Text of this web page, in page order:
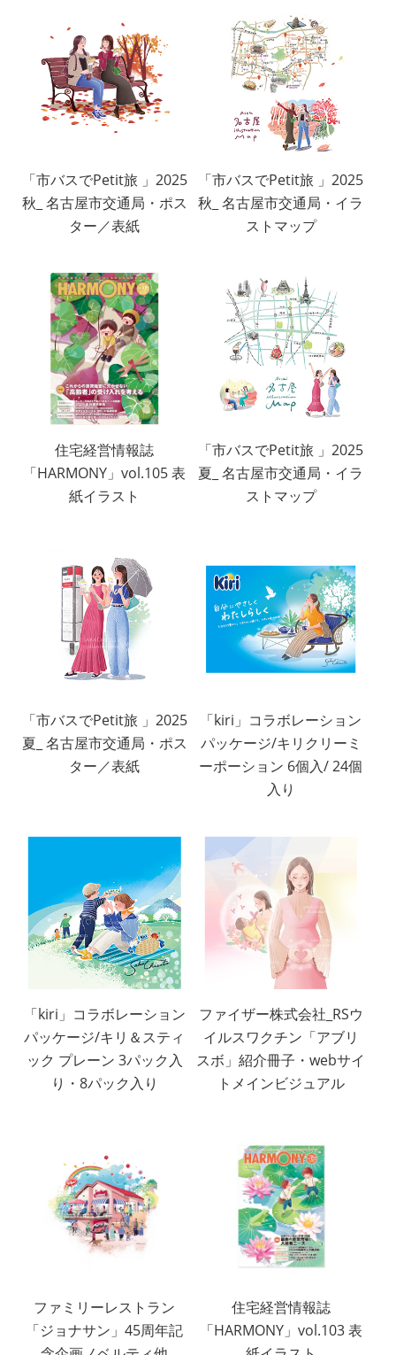
「市バスでPetit旅 」2025
秋_ 名古屋市交通局・ポス
ター／表紙
「市バスでPetit旅 」2025
秋_ 名古屋市交通局・イラ
ストマップ
住宅経営情報誌
「HARMONY」vol.105 表
紙イラスト
「市バスでPetit旅 」2025
夏_ 名古屋市交通局・イラ
ストマップ
「市バスでPetit旅 」2025
夏_ 名古屋市交通局・ポス
ター／表紙
「kiri」コラボレーション
パッケージ/キリクリーミ
ーポーション 6個入/ 24個
入り
「kiri」コラボレーション
パッケージ/キリ＆スティ
ック プレーン 3パック入
り・8パック入り
ファイザー株式会社_RSウ
イルスワクチン「アブリ
スボ」紹介冊子・webサイ
トメインビジュアル
ファミリーレストラン
「ジョナサン」45周年記
住宅経営情報誌
「HARMONY」vol.103 表